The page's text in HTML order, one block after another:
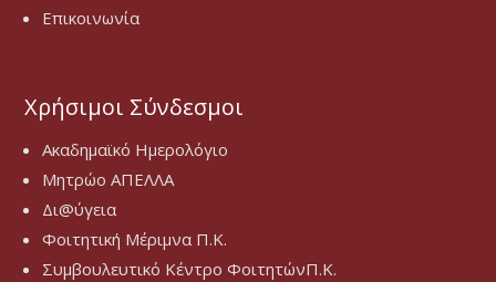
Επικοινωνία
Χρήσιμοι Σύνδεσμοι
Ακαδημαϊκό Ημερολόγιο
Μητρώο ΑΠΕΛΛΑ
Δι@ύγεια
Φοιτητική Μέριμνα Π.Κ.
Συμβουλευτικό Κέντρο ΦοιτητώνΠ.Κ.